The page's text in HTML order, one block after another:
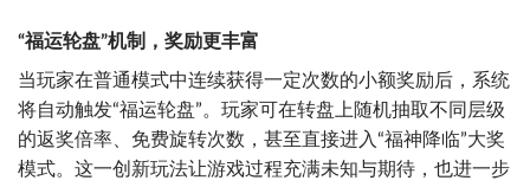
“福运轮盘”机制，奖励更丰富
当玩家在普通模式中连续获得一定次数的小额奖励后，系统
将自动触发“福运轮盘”。玩家可在转盘上随机抽取不同层级
的返奖倍率、免费旋转次数，甚至直接进入“福神降临”大奖
模式。这一创新玩法让游戏过程充满未知与期待，也进一步